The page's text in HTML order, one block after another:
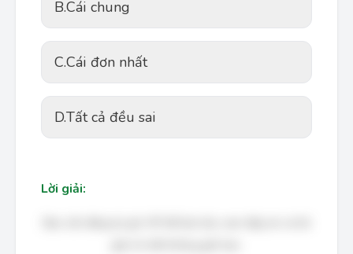
B.Cái chung
C.Cái đơn nhất
D.Tất cả đều sai
Lời giải: